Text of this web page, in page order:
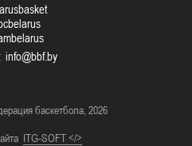
:
баскетбола, 2026
ITG-SOFT </>